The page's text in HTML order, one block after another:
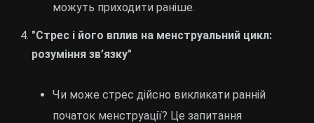
можуть приходити раніше.
"Стрес і його вплив на менструальний цикл:
розуміння зв’язку"
Чи може стрес дійсно викликати ранній
початок менструації? Це запитання